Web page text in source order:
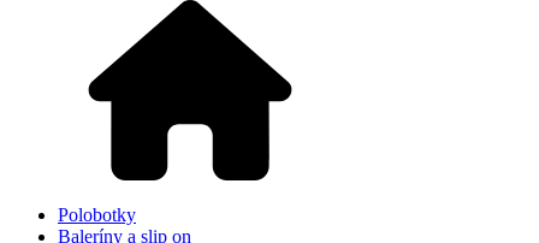
Polobotky
Baleríny a slip on